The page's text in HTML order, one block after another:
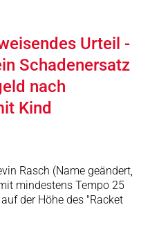
Urteil -
Schadenersatz
nach
Kind
Rasch (Name geändert,
mindestens Tempo 25
der Höhe des "Racket